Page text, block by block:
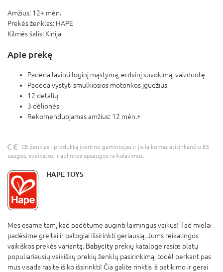
Amžius: 12+ mėn.
Prekės ženklas: HAPE
Kilmės šalis: Kinija
Apie prekę
Padeda lavinti loginį mąstymą, erdvinį suvokimą, vaizduotę
Padeda vystyti smulkiosios motorikos įgūdžius
12 detalių
3 dėlionės
Rekomenduojamas amžius: 12 mėn.+
CE ženklas - produktą įvertino gamintojas ir jis laikomas atitinkančiu ES
saugos, sveikatos ir aplinkos apsaugos reikalavimus.
HAPE TOYS
Mes esame tam, kad padėtume auginti laimingus vaikus! Tad mielai
padėsime greitai ir patogiai išsirinkti geriausią, Jums reikalingos
vaikiškos prekės variantą. Babycity prekių kataloge rasite platų
populiariausių vaikiškų prekių ženklų pasirinkimą, todėl perkant pas
mus visada rasite iš ko išsirinkti! Čia galite rinktis iš patikimo ir gerai